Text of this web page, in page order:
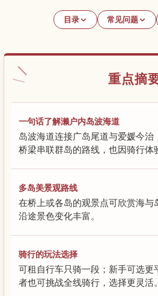
目录 常见问题
重点摘
一句话了解濑户内岛波海道
岛波海道连接广岛尾道与爱媛今治
桥梁串联群岛的路线，也因骑行体
多岛美景观路线
在桥上或各岛的观景点可欣赏海与
沿途景色变化丰富。
骑行的玩法选择
可租自行车只骑一段；新手可选更
者也可挑战全线骑行，选择更灵活。